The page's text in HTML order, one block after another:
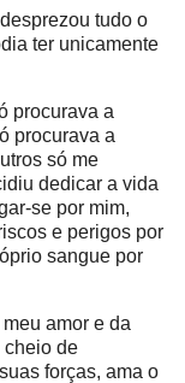
tudo o
ter unicamente
procurava a
procurava a
só me
dedicar a vida
se por mim,
e perigos por
sangue por
amor e da
cheio de
forças, ama o